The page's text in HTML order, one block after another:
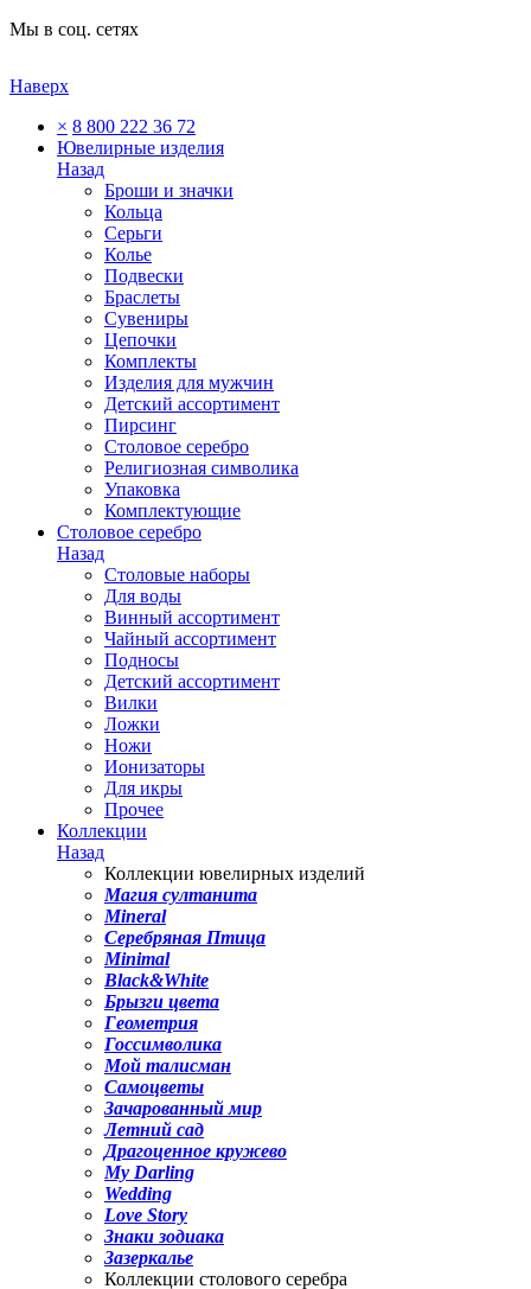
Мы в соц. сетях
Наверх
× 8 800 222 36 72
Ювелирные изделия
Назад
Броши и значки
Кольца
Серьги
Колье
Подвески
Браслеты
Сувениры
Цепочки
Комплекты
Изделия для мужчин
Детский ассортимент
Пирсинг
Столовое серебро
Религиозная символика
Упаковка
Комплектующие
Столовое серебро
Назад
Столовые наборы
Для воды
Винный ассортимент
Чайный ассортимент
Подносы
Детский ассортимент
Вилки
Ложки
Ножи
Ионизаторы
Для икры
Прочее
Коллекции
Назад
Коллекции ювелирных изделий
Магия султанита
Mineral
Серебряная Птица
Minimal
Black&White
Брызги цвета
Геометрия
Госсимволика
Мой талисман
Самоцветы
Зачарованный мир
Летний сад
Драгоценное кружево
My Darling
Wedding
Love Story
Знаки зодиака
Зазеркалье
Коллекции столового серебра